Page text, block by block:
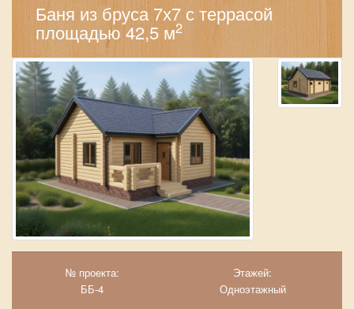
Баня из бруса 7х7 с террасой
площадью 42,5 м2
№ проекта:
ББ-4
Этажей:
Одноэтажный